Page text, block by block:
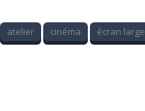
atelier cinéma écran large